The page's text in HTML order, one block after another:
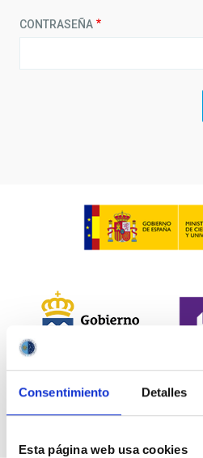
Consentimiento Detalles
Esta página web usa cookies
CONTRASEÑA